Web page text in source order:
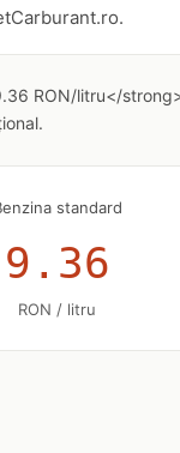
RON/litru</
standard
9.36
RON / litru